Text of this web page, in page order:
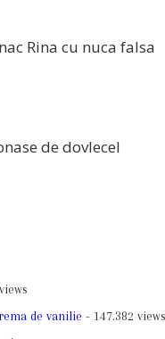
Rina cu nuca falsa
de dovlecel
de vanilie - 147.382 views